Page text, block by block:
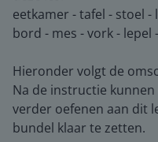
eetkamer - tafel - stoel -
bord - mes - vork - lepel
Hieronder volgt de
Na de instructie
verder oefenen aan dit
bundel klaar te zetten.